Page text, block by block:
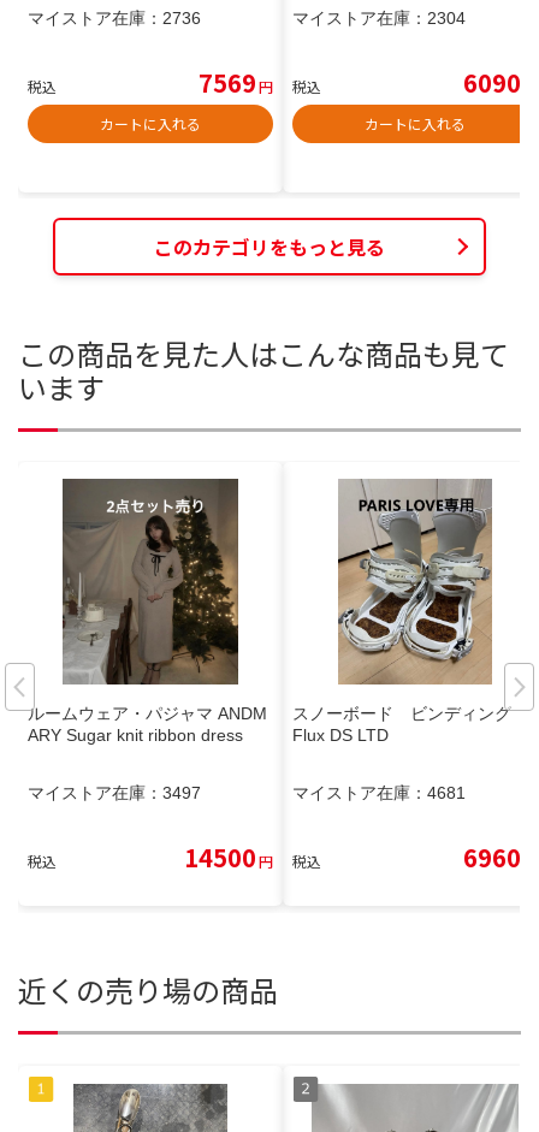
マイストア在庫： 2736
税込 7569円
カートに入れる
マイストア在庫： 2304
税込 6090
カートに入れる
このカテゴリをもっと見る
この商品を見た人はこんな商品も見て
います
ルームウェア・パジャマ ANDM
ARY Sugar knit ribbon dress
マイストア在庫： 3497
税込 14500円
スノーボード ビンディング
Flux DS LTD
マイストア在庫： 4681
税込 6960
近くの売り場の商品